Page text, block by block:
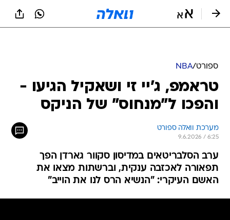
ספורט/
NBA
טראמפ, ג'יי זי ושאקיל הגיעו -
והפכו ל"מנחוס" של הניקס
מערכת וואלה ספורט
9.6.2026 / 6:25
ערב הסלבריטאים במדיסון סקוור גארדן הפך
תפאורה לאכזבה ענקית, וברשתות מצאו את
האשם העיקרי: "הנשיא הרס לנו את הוייב"